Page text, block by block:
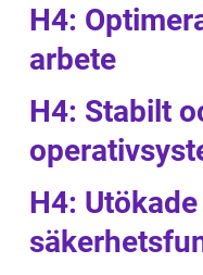
H4:
arbete
H4: Stabilt
H4: Utökade